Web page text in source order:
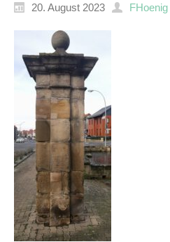
20. August 2023 FHoenig